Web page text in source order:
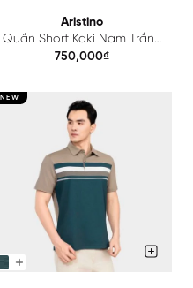
Aristino
Quần Short Kaki Nam Trắng
Aristino ASO036FAH2
750,000₫
NEW